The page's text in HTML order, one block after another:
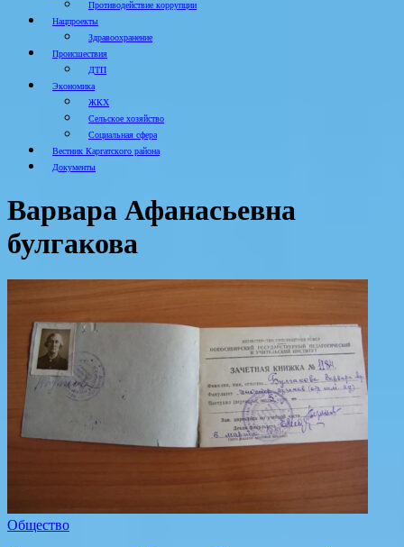
Противодействие коррупции
Нацпроекты
Здравоохранение
Происшествия
ДТП
Экономика
ЖКХ
Сельское хозяйство
Социальная сфера
Вестник Каргатского района
Документы
Варвара Афанасьевна
булгакова
Общество